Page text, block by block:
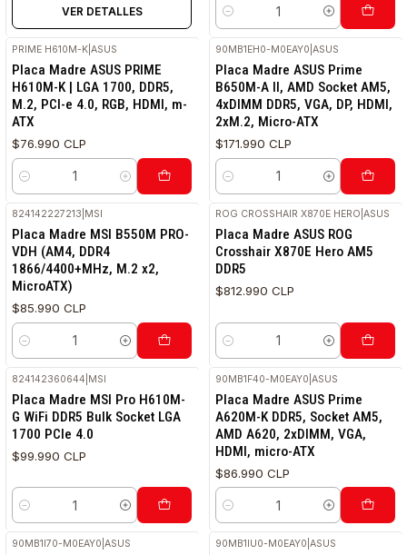
VER DETALLES
Cantidad
PRIME H610M-K |ASUS
Placa Madre ASUS PRIME
H610M-K | LGA 1700, DDR5,
M.2, PCI-e 4.0, RGB, HDMI, m-
ATX
$76.990 CLP
Cantidad
90MB1EH0-M0EAY0 |ASUS
Placa Madre ASUS Prime
B650M-A II, AMD Socket AM5,
4xDIMM DDR5, VGA, DP, HDMI,
2xM.2, Micro-ATX
$171.990 CLP
Cantidad
824142227213 MSI
Placa Madre MSI B550M PRO-
VDH (AM4, DDR4
1866/4400+MHz, M.2 x2,
MicroATX)
$85.990 CLP
Cantidad
ROG CROSSHAIR X870E HERO |ASUS
Placa Madre ASUS ROG
Crosshair X870E Hero AM5
DDR5
$812.990 CLP
Cantidad
824142360644 MSI
Placa Madre MSI Pro H610M-
G WiFi DDR5 Bulk Socket LGA
1700 PCIe 4.0
$99.990 CLP
Cantidad
90MB1F40-M0EAY0 |ASUS
Placa Madre ASUS Prime
A620M-K DDR5, Socket AM5,
AMD A620, 2xDIMM, VGA,
HDMI, micro-ATX
$86.990 CLP
Cantidad
90MB1I70-M0EAY0 |ASUS 90MB1IU0-M0EAY0 |ASUS